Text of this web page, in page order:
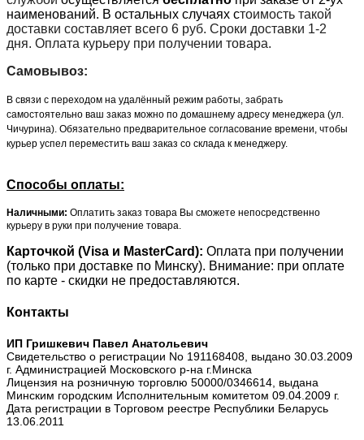
наименований. В остальных случаях стоимость такой
доставки составляет всего 6 руб. Сроки доставки 1-2
дня. Оплата курьеру при получении товара.
Самовывоз:
В связи с переходом на удалённый режим работы, забрать
самостоятельно ваш заказ можно по домашнему адресу менеджера (ул.
Чичурина). Обязательно предварительное согласование времени, чтобы
курьер успел переместить ваш заказ со склада к менеджеру.
Способы оплаты:
Наличными: Оплатить заказ товара Вы сможете непосредственно
курьеру в руки при получение товара.
Карточкой (Visa и MasterCard): Оплата при получении
(только при доставке по Минску). Внимание: при оплате
по карте - скидки не предоставляются.
Контакты
ИП Гришкевич Павел Анатольевич
Свидетельство о регистрации No 191168408, выдано 30.03.2009
г. Администрацией Московского р-на г.Минска
Лицензия на розничную торговлю 50000/0346614, выдана
Минским городским Исполнительным комитетом 09.04.2009 г.
Дата регистрации в Торговом реестре Республики Беларусь
13.06.2011